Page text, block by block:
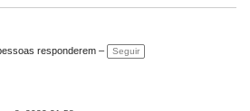
responderem – Seguir